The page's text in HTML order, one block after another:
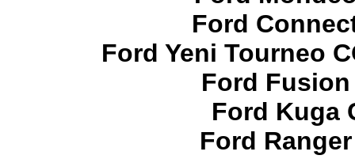
SOL ÖN KAPI DÖŞEMSİ
Ürün Kodu : 2017-2018 ford ranger şavft
Ford
Ford Yeni Tourneo
Ford Fusion
Ford Kuga
Ford